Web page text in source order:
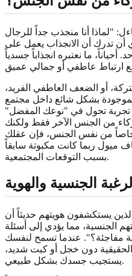
"لماذا أنا منجذب جداً للرجال
أن تدرك أن الانجذاب يعمل على
ما نعتبره انجذاباً جسدياً
أو الضعف العاطفي الفريد،
الموجودة بشكل شائع داخل مجتمع
تجربة تحول في "نوعك المفضل"
من الجنس الآخر فقط ولكنك
من نفس الجنس، فإن عقلك
ميول ربما كانت مكبوتة سابقاً
بسبب التوقعات المجتمعية.
الجنسية والهوية
يستكشفون هويتهم حديثاً أن
الجنسية، مما يؤدي إلى أسئلة
مفاجئة؟". عندما تسمح لنفسك
الحقيقية دون خجل أو كبت شديد،
يستجيب جسدك بشكل طبيعي.